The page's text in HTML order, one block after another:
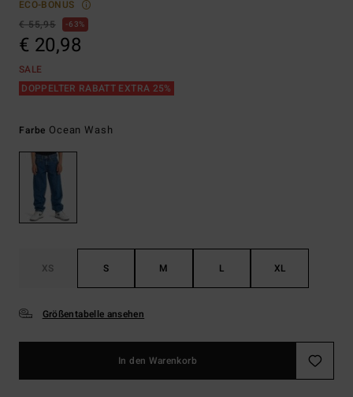
ECO-BONUS
€ 55,95
63%
€ 20,98
SALE
DOPPELTER RABATT EXTRA 25%
Farbe Ocean Wash
XS S M L XL
Größentabelle ansehen
In den Warenkorb